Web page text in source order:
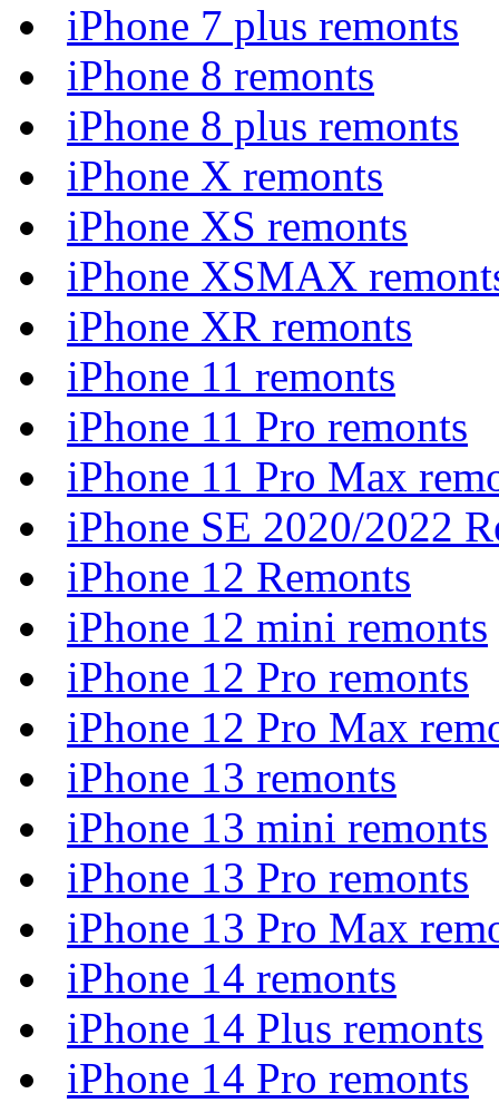
iPhone 7 plus remonts
iPhone 8 remonts
iPhone 8 plus remonts
iPhone X remonts
iPhone XS remonts
iPhone XSMAX
iPhone XR remonts
iPhone 11 remonts
iPhone 11 Pro remonts
iPhone 11 Pro Max
iPhone SE 2020/2022
iPhone 12 Remonts
iPhone 12 mini remonts
iPhone 12 Pro remonts
iPhone 12 Pro Max
iPhone 13 remonts
iPhone 13 mini remonts
iPhone 13 Pro remonts
iPhone 13 Pro Max
iPhone 14 remonts
iPhone 14 Plus remonts
iPhone 14 Pro remonts